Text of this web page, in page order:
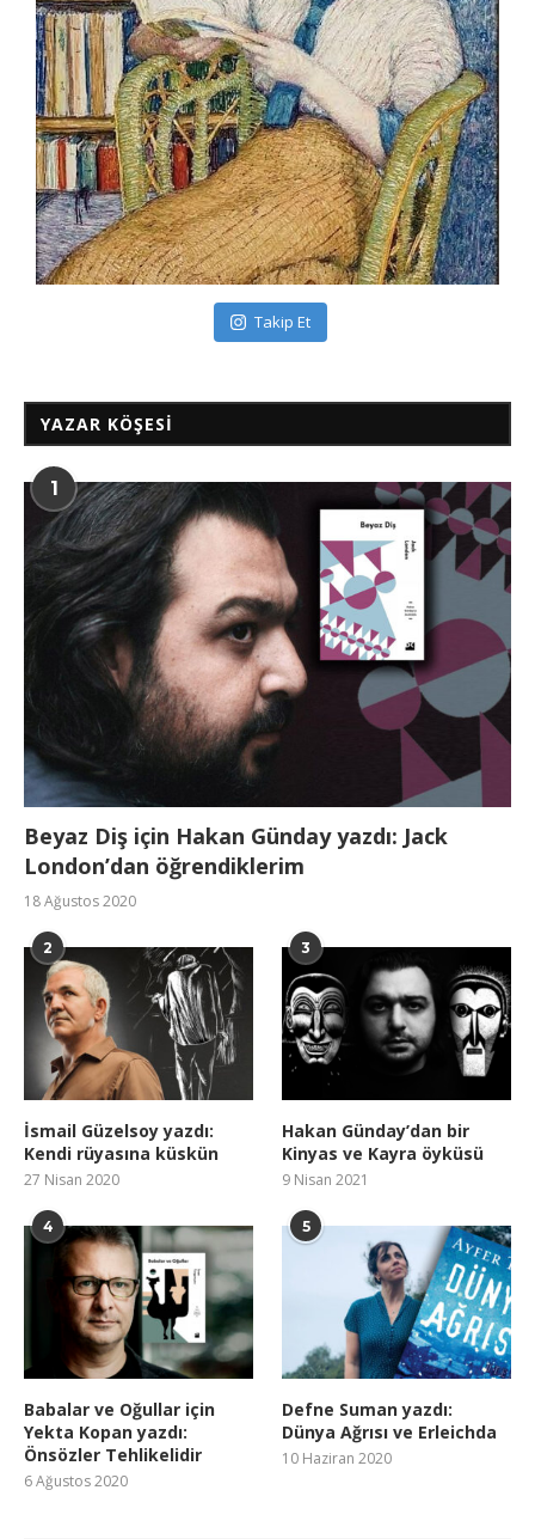
Takip Et
YAZAR KÖŞESI
1
Beyaz Diş için Hakan Günday yazdı: Jack
London’dan öğrendiklerim
18 Ağustos 2020
2
İsmail Güzelsoy yazdı:
Kendi rüyasına küskün
27 Nisan 2020
3
Hakan Günday’dan bir
Kinyas ve Kayra öyküsü
9 Nisan 2021
4
Babalar ve Oğullar için
Yekta Kopan yazdı:
Önsözler Tehlikelidir
6 Ağustos 2020
5
Defne Suman yazdı:
Dünya Ağrısı ve Erleichda
10 Haziran 2020